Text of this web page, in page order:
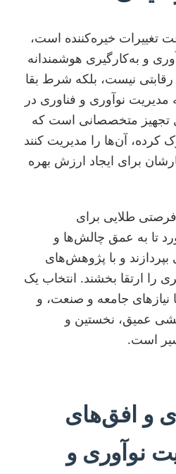
تغییرات خیره‌کننده است،
و به‌کارگیری هوشمندانه
نیست، بلکه شرط بقا
نوآوری و فناوری در
تجهیز متخصصانی است که
کرده، آن‌ها را مدیریت کنند
برای ایجاد ارزش بهره
فرصتی طلایی برای
تا به عمق چالش‌ها و
و با پژوهش‌های
را ارتقا بخشند. انتخاب یک
نیازهای جامعه و صنعت، و
عمیق، نخستین و
است.
و افق‌های
نوآوری و